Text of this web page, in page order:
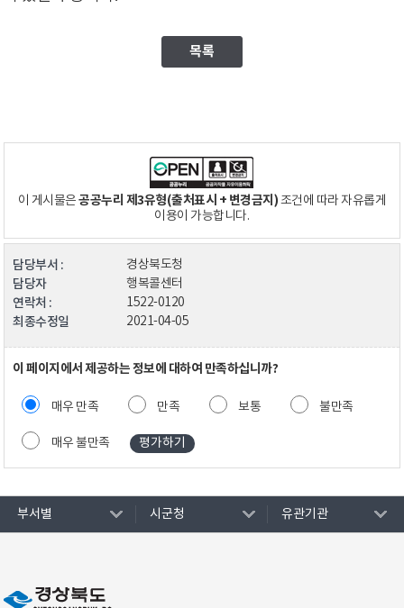
목록
이 게시물은공공누리 제3유형(출처표시 + 변경금지)조건에 따라 자유롭게
이용이 가능합니다.
담당부서 : 경상북도청
담당자 행복콜센터
연락처 : 1522-0120
최종수정일 2021-04-05
이 페이지에서 제공하는 정보에 대하여 만족하십니까?
매우 만족 만족 보통 불만족
매우 불만족
부서별 시군청 유관기관